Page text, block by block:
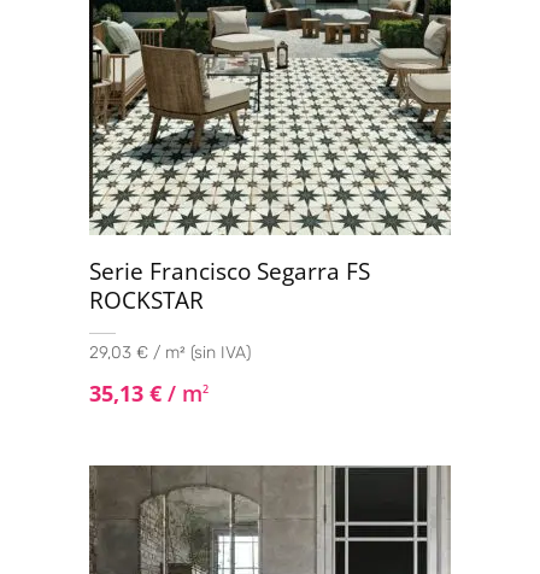
Serie Francisco Segarra FS
ROCKSTAR
29,03 € / m² (sin IVA)
35,13 € / m2